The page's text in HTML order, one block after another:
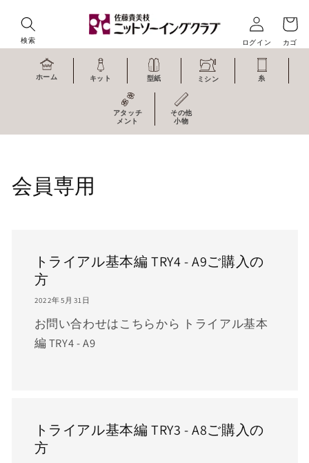
ンツに
進む
検索
ホーム キット 型紙 ミシン 糸
アタッチ
メント
その他
小物
ログイン カゴ
会員専用
トライアル基本編 TRY4 - A9ご購入の
方
2022年5月31日
お問い合わせはこちらから トライアル基本
編 TRY4 - A9
トライアル基本編 TRY3 - A8ご購入の
方